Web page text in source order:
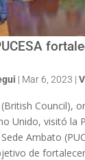
| Mar 6, 2023 |
Council),
Unido, visitó la
Ambato
de